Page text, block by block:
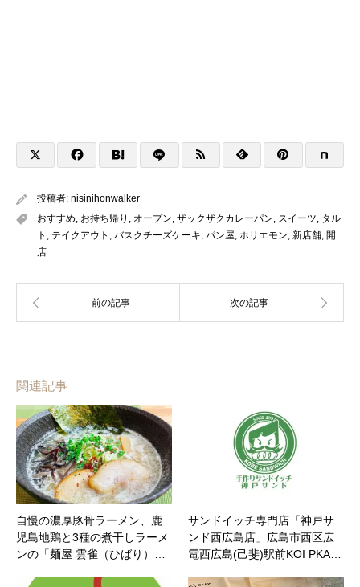
投稿者: nisinihonwalker
おすすめ お持ち帰り オープン ザックザクカレーパン スイーツ タル
ト
テイクアウト バスクチーズケーキ パン屋 ホリエモン 新店舗 開
店
関連記事
自慢の濃厚豚骨ラーメン、鹿
児島地鶏と3種の煮干しラーメ
ンの「麺屋 雲雀（ひばり）…
サンドイッチ専門店「神戸サ
ンド西広島店」広島市西区広
電西広島(己斐)駅前KOI PKA…